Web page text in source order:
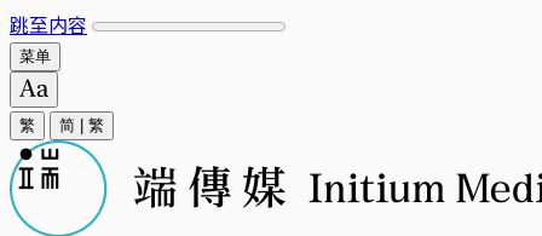
跳至内容
菜单
繁 简 繁